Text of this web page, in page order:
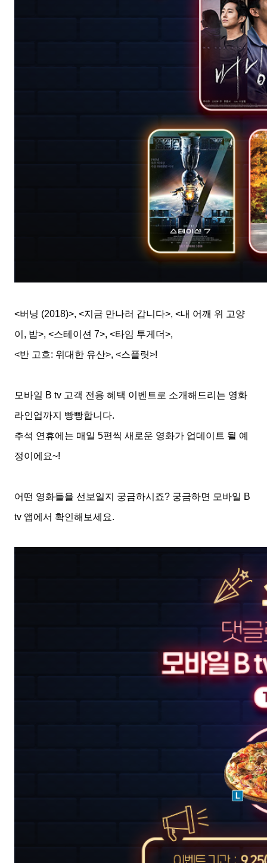
<버닝 (2018)>, <지금 만나러 갑니다>, <내 어깨 위 고양
이 , 밥>, <스테이션 7>, <타임 투게더>,
<반 고흐: 위대한 유산>, <스플릿>!
모바일 B tv 고객 전용 혜택 이벤트로 소개해드리는 영화
라인업까지 빵빵합니다.
추석 연휴에는 매일 5편씩 새로운 영화가 업데이트 될 예
정이에요~!
어떤 영화들을 선보일지 궁금하시죠? 궁금하면 모바일 B
tv 앱에서 확인해보세요.